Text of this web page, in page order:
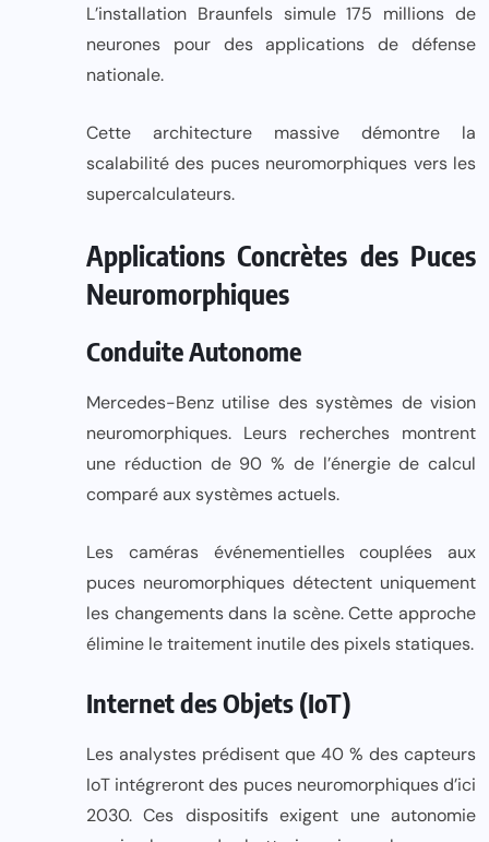
L’installation Braunfels simule 175 millions de
neurones pour des applications de défense
nationale.
Cette architecture massive démontre la
scalabilité des puces neuromorphiques vers les
supercalculateurs.
Applications Concrètes des Puces
Neuromorphiques
Conduite Autonome
Mercedes-Benz utilise des systèmes de vision
neuromorphiques. Leurs recherches montrent
une réduction de 90 % de l’énergie de calcul
comparé aux systèmes actuels.
Les caméras événementielles couplées aux
puces neuromorphiques détectent uniquement
les changements dans la scène. Cette approche
élimine le traitement inutile des pixels statiques.
Internet des Objets (IoT)
Les analystes prédisent que 40 % des capteurs
IoT intégreront des puces neuromorphiques d’ici
2030. Ces dispositifs exigent une autonomie